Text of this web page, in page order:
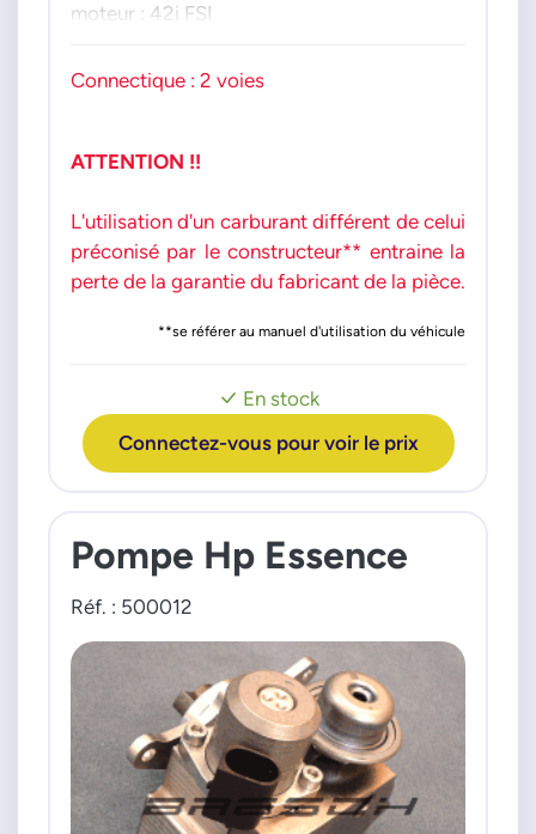
En stock
Connectez-vous pour voir le prix
moteur : 42i FSI
Connectique : 2 voies
ATTENTION !!
L'utilisation d'un carburant différent de celui
préconisé par le constructeur** entraine la
perte de la garantie du fabricant de la pièce.
**se référer au manuel d'utilisation du véhicule
Pompe Hp Essence
Réf. : 500012